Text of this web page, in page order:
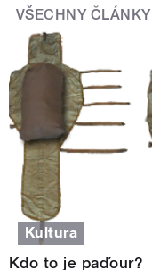
VŠECHNY ČLÁNKY
Kultura
Kdo to je paďour?